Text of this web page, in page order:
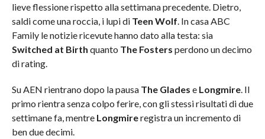
lieve flessione rispetto alla settimana precedente. Dietro,
saldi come una roccia, i lupi di Teen Wolf . In casa ABC
Family le notizie ricevute hanno dato alla testa: sia
Switched at Birth quanto The Fosters perdono un decimo
di rating.
Su AEN rientrano dopo la pausa The Glades e Longmire. Il
primo rientra senza colpo ferire, con gli stessi risultati di due
settimane fa, mentre Longmireregistra un incremento di
ben due decimi.